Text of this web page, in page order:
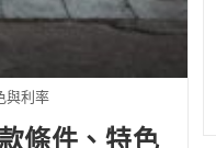
與利率
條件、特色